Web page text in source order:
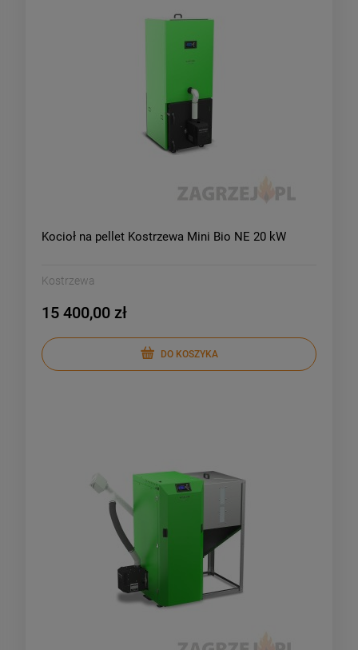
Kocioł na pellet Kostrzewa Mini Bio NE 20 kW
Kostrzewa
15 400,00 zł
DO KOSZYKA